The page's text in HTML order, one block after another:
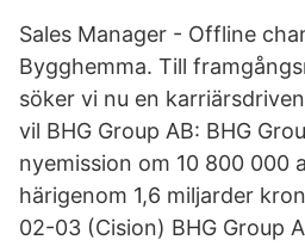
Sales Manager - Offline
Bygghemma. Till
söker vi nu en
vil BHG Group AB: BHG
nyemission om 10 800 000
härigenom 1,6 miljarder
02-03 (Cision) BHG Group